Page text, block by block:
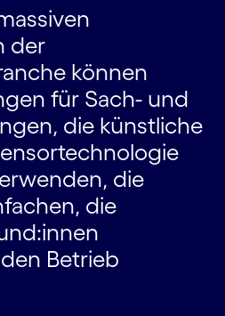
der
können
für Sach- und
die künstliche
die
die
Betrieb